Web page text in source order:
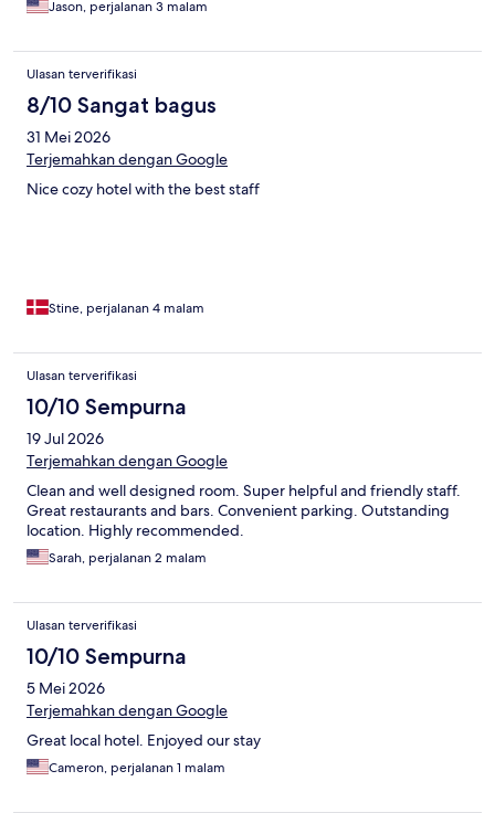
Jason, perjalanan 3 malam
Ulasan terverifikasi
8/10 Sangat bagus
31 Mei 2026
Terjemahkan dengan Google
Nice cozy hotel with the best staff
Stine, perjalanan 4 malam
Ulasan terverifikasi
10/10 Sempurna
19 Jul 2026
Terjemahkan dengan Google
Clean and well designed room. Super helpful and friendly staff.
Great restaurants and bars. Convenient parking. Outstanding
location. Highly recommended.
Sarah, perjalanan 2 malam
Ulasan terverifikasi
10/10 Sempurna
5 Mei 2026
Terjemahkan dengan Google
Great local hotel. Enjoyed our stay
Cameron, perjalanan 1 malam